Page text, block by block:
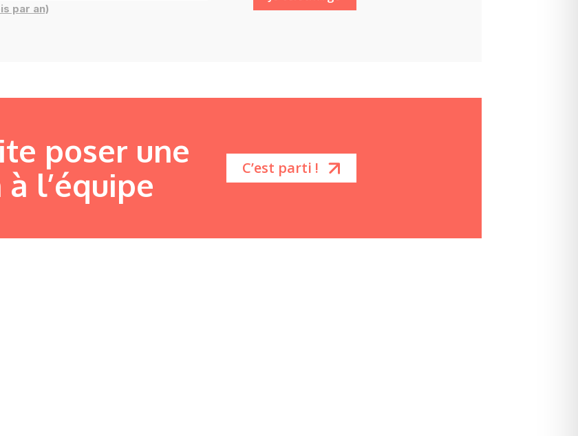
par an)
poser une
l’équipe
C’est parti !